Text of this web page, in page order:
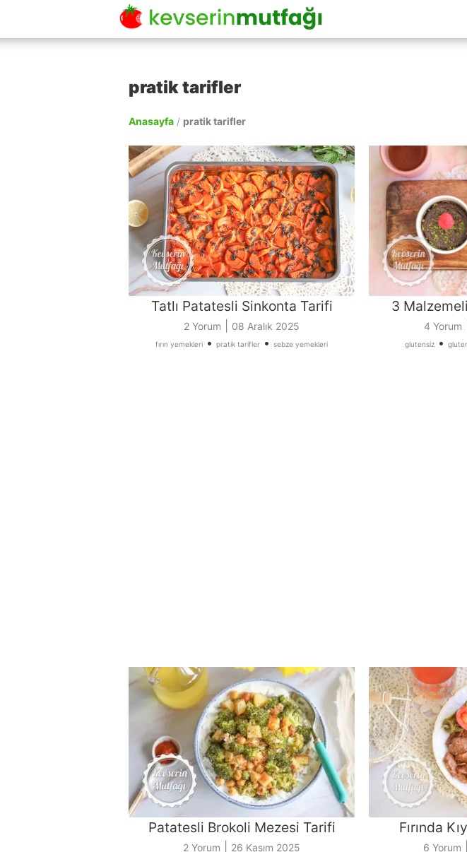
pratik tarifler
Anasayfa / pratik tarifler
Tatlı Patatesli Sinkonta Tarifi
2 Yorum 08 Aralık 2025
fırın yemekleri • pratik tarifler • sebze yemekleri
3
4 Yorum
glutensiz•
Patatesli Brokoli Mezesi Tarifi
2 Yorum 26 Kasım 2025
Fırında
6 Yorum